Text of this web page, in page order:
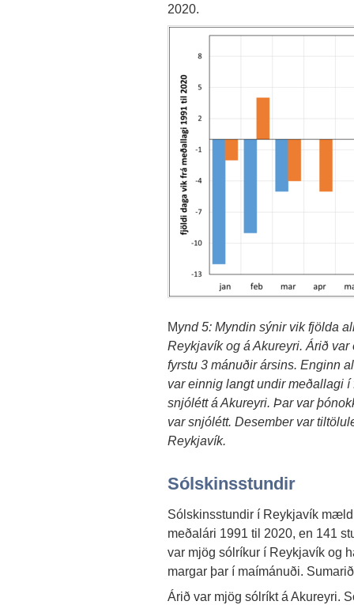
2020.
Mynd 5: Myndin sýnir vik fjölda
Reykjavík og á Akureyri. Árið
fyrstu 3 mánuðir ársins. Enginn
var einnig langt undir meðallagi í
snjólétt á Akureyri. Þar var
var snjólétt. Desember var
Reykjavík.
Sólskinsstundir
Sólskinsstundir í Reykjavík
meðalári 1991 til 2020, en 141
var mjög sólríkur í Reykjavík og
margar þar í maímánuði.
Árið var mjög sólríkt á Akureyri.